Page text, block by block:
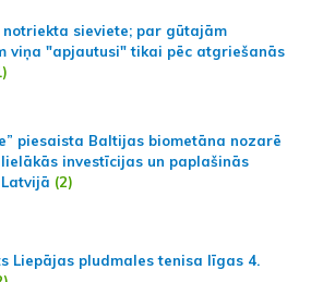
notriekta sieviete; par gūtajām
viņa "apjautusi" tikai pēc atgriešanās
piesaista Baltijas biometāna nozarē
investīcijas un paplašinās
(2)
Liepājas pludmales tenisa līgas 4.